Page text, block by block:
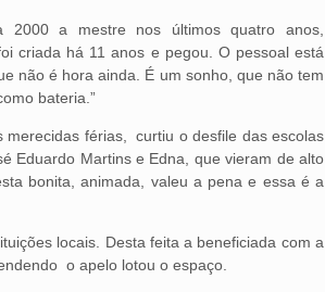
a mestre nos últimos quatro anos,
criada há 11 anos e pegou. O pessoal está
não é hora ainda. É um sonho, que não tem
bateria.”
férias, curtiu o desfile das escolas
Eduardo Martins e Edna, que vieram de alto
bonita, animada, valeu a pena e essa é a
locais. Desta feita a beneficiada com a
o apelo lotou o espaço.